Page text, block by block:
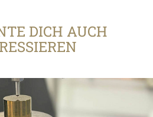
DICH AUCH